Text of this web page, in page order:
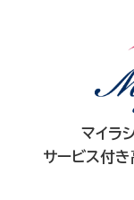
マイラ
サービス付